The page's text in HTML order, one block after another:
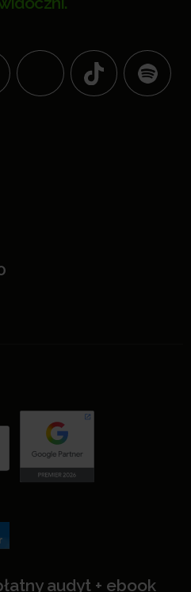
audyt + ebook